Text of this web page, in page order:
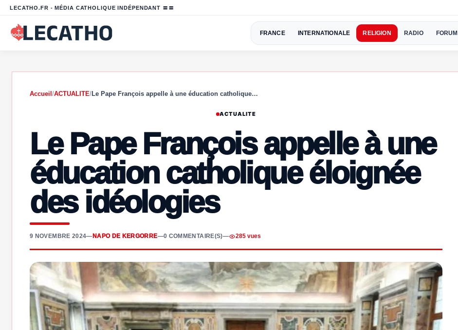
LECATHO.FR - MÉDIA CATHOLIQUE INDÉPENDANT 〓〓
FRANCE INTERNATIONALE RELIGION RADIO FORUM
Accueil /ACTUALITE/Le Pape François appelle à une éducation catholique…
ACTUALITE
Le Pape François appelle à une
éducation catholique éloignée
des idéologies
9 NOVEMBRE 2024— NAPO DE KERGORRE—0 COMMENTAIRE(S)— 285 vues